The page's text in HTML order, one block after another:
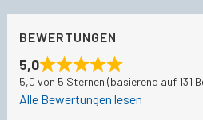
BEWERTUNGEN
5,0
5,0 von 5 Sternen (basierend auf 131
Alle Bewertungen lesen